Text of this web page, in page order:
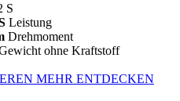
S
Leistung
Drehmoment
ohne Kraftstoff
MEHR ENTDECKEN